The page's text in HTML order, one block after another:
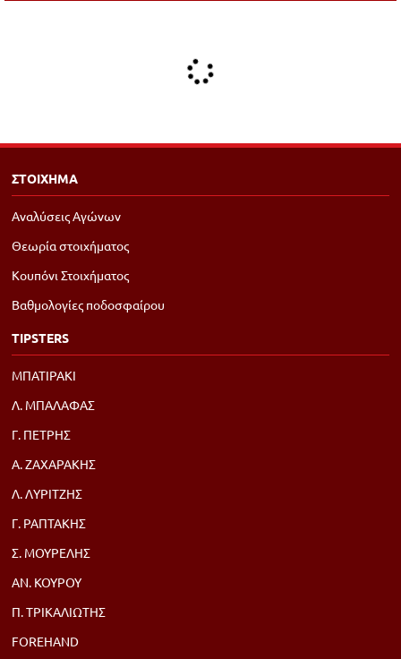
ΣΤΟΙΧΗΜΑ
Αναλύσεις Αγώνων
Θεωρία στοιχήματος
Κουπόνι Στοιχήματος
Βαθμολογίες ποδοσφαίρου
TIPSTERS
ΜΠΑΤΙΡΑΚΙ
Λ. ΜΠΑΛΑΦΑΣ
Γ. ΠΕΤΡΗΣ
Α. ΖΑΧΑΡΑΚΗΣ
Λ. ΛΥΡΙΤΖΗΣ
Γ. ΡΑΠΤΑΚΗΣ
Σ. ΜΟΥΡΕΛΗΣ
ΑΝ. ΚΟΥΡΟΥ
Π. ΤΡΙΚΑΛΙΩΤΗΣ
FOREHAND